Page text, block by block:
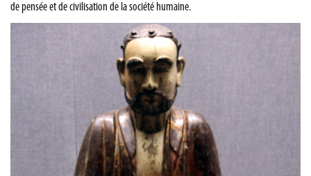
de pensée et de civilisation de la société humaine.